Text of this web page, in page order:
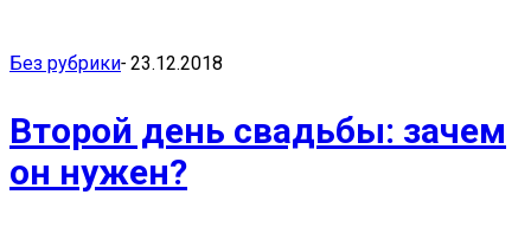
Без рубрики- 23.12.2018
Второй день свадьбы: зачем
он нужен?